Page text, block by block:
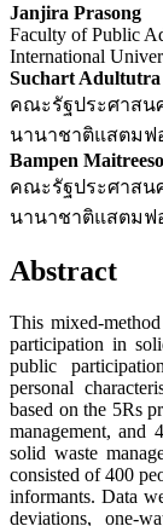
Janjira Prasong
Faculty of Public
International
Suchart Adultutra
คณะรัฐประศาสน
นานาชาติแสตมฟ
Bampen
คณะรัฐประศาสน
นานาชาติแสตมฟ
Abstract
This mixed-
participation in
public
personal
based on the 5Rs
management, and
solid waste
consisted of 400
informants. Data
deviations, one-